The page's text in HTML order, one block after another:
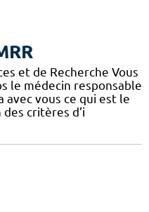
et de Recherche Vous
le médecin responsable
vous ce qui est le
critères d’i